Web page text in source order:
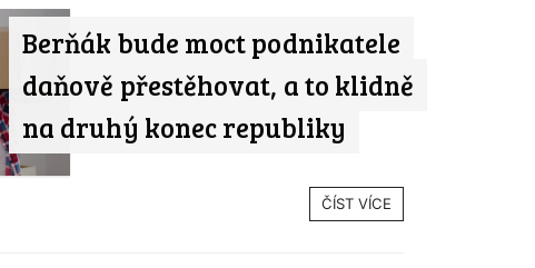
Berňák bude moct podnikatele
daňově přestěhovat, a to klidně
na druhý konec republiky
ČÍST VÍCE